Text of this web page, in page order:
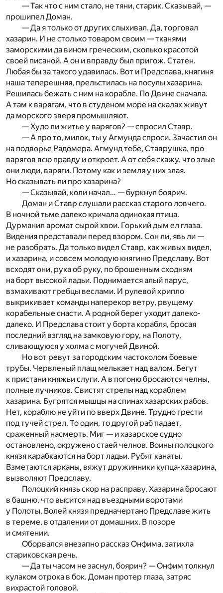
— Так что с ним стало, не тяни, старик. Сказывай, —
прошипел Доман.
— Да я только от других слыхивал. Да, торговал
хазарин. И не столько товаром своим — тканями
заморскими да вином греческим, сколько красотой
своей писаной. А он и вправду был пригож. Статен.
Любая бы за такого удавилась. Вот и Предслава, княгиня
наша теперешняя, прельстилась на посулы хазарина.
Решилась бежать с ним на корабле. По Двине сначала.
А там к варягам, что в студеном море на скалах живут
да морского зверя промышляют.
— Худо ли житье у варягов? — спросил Ставр.
— А про то, милок, ты у Агмунда спроси. Зачастил он
на подворье Радомера. Агмунд тебе, Ставрушка, про
варягов всю правду и откроет. А от себя скажу, что злые
они люди, варяги. Потому как и земля у них злая.
Но сказывать ли про хазарина?
— Сказывай, коли начал… — буркнул боярич.
Доман и Ставр слушали рассказ старого ловчего.
В ночной тьме далеко кричала одинокая птица.
Дурманил аромат сырой хвои. Горький дым ел глаза.
Видения представали перед взором. Сон ли, явь ли —
не разобрать. Да только видел Ставр, как живых видел,
и хазарина, и совсем молодую княгиню Предславу. Вот
всходят они, рука об руку, по брошенным сходням
на борт высокой ладьи. Поднимается алый парус,
взмахивают гребцы веслами. И рулевой хрипло
выкрикивает команды наперекор ветру, рвущему
корабельные снасти. А родной берег уходит далеко-
далеко. И Предслава стоит у борта корабля, бросая
последний взгляд на замковую гору, на Полоту,
сливающуюся у холма с могучей Двиной.
Но вот ревут за городским частоколом боевые
трубы. Червленый плащ мелькает над валом. Бегут
к пристани княжьи слуги. А в погоню бросаются челны,
полные лучников. Свистят стрелы над кораблем
хазарина. Бугрятся мышцы на спинах хазарских рабов.
Нет, кораблю не уйти по вверх Двине. Трудно грести
под тучей стрел. То один, то другой раб падает,
сраженный насмерть. Миг — и хазарское судно
остановлено, окружено стаей челнов. Воины полоцкого
князя карабкаются на борт ладьи. Рубят канаты.
Взметаются арканы, вяжут дружинники купца-хазарина,
вызволяют Предславу.
Полоцкий князь скор на расправу. Хазарина бросают
в башню, что высится над въездными воротами
у Полоты. Волей князя предначертано Предславе жить
в тереме, в отдалении от домашних. В позоре
и смятении.
Оборвался внезапно рассказ Онфима, затихла
стариковская речь.
— Да ты часом не заснул, боярич? — Онфим толкнул
кулаком отрока в бок. Доман протер глаза, затряс
вихрастой головой.